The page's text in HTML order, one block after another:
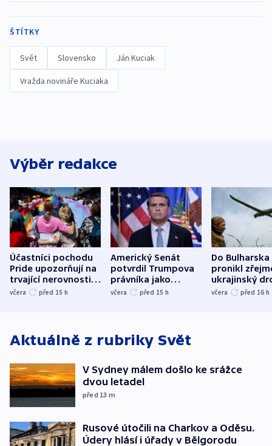
ŠTÍTKY
Svět Slovensko Ján Kuciak
Vražda novináře Kuciaka
Výběr redakce
Účastníci pochodu
Pride upozorňují na
trvající nerovnosti i
společenskou
včera před 15 h
Americký Senát
potvrdil Trumpova
právníka jako
ministra
včera před 15 h
Do Bulharska
pronikl
ukrajinský
explodoval
včera před 16 h
Aktuálně z rubriky Svět
V Sydney málem došlo ke srážce
dvou letadel
před 13 m
Rusové útočili na Charkov a Oděsu.
Údery hlásí i úřady v Bělgorodu